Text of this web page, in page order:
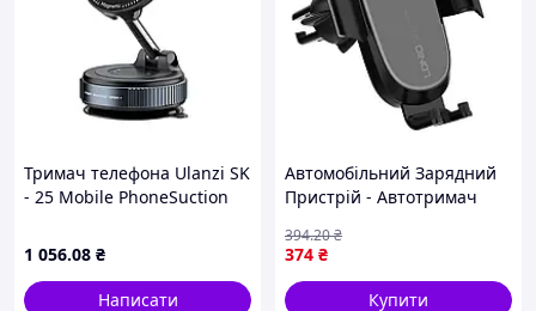
Тримач телефона Ulanzi SK
- 25 Mobile PhoneSuction
1 056.08 ₴
Написати
Автомобільний Зарядний
Пристрій - Автотримач
Чорний (17000251)
374 ₴
394.20₴
Купити